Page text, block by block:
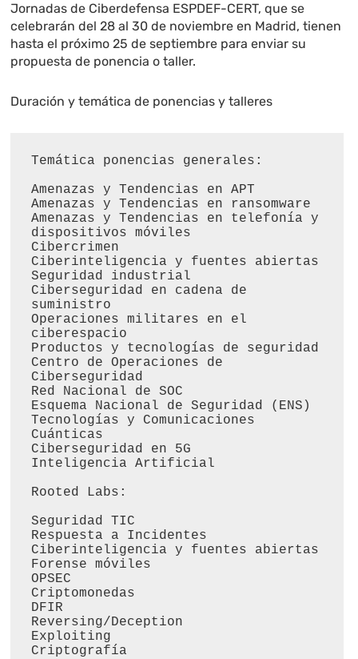
Jornadas de Ciberdefensa ESPDEF-CERT, que se
celebrarán del 28 al 30 de noviembre en Madrid, tienen
hasta el próximo 25 de septiembre para enviar su
propuesta de ponencia o taller.
Duración y temática de ponencias y talleres
Temática ponencias generales:
Amenazas y Tendencias en APT
Amenazas y Tendencias en ransomware
Amenazas y Tendencias en telefonía y
dispositivos móviles
Cibercrimen
Ciberinteligencia y fuentes abiertas
Seguridad industrial
Ciberseguridad en cadena de
suministro
Operaciones militares en el
ciberespacio
Productos y tecnologías de seguridad
Centro de Operaciones de
Ciberseguridad
Red Nacional de SOC
Esquema Nacional de Seguridad (ENS)
Tecnologías y Comunicaciones
Cuánticas
Ciberseguridad en 5G
Inteligencia Artificial
Rooted Labs:
Seguridad TIC
Respuesta a Incidentes
Ciberinteligencia y fuentes abiertas
Forense móviles
OPSEC
Criptomonedas
DFIR
Reversing/Deception
Exploiting
Criptografía